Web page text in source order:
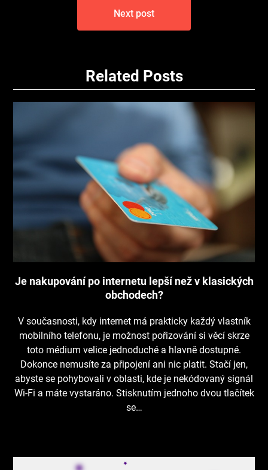
Next post
Related Posts
Je nakupování po internetu lepší než v klasických
obchodech?
V současnosti, kdy internet má prakticky každý vlastník
mobilního telefonu, je možnost pořizování si věcí skrze
toto médium velice jednoduché a hlavně dostupné.
Dokonce nemusíte za připojení ani nic platit. Stačí jen,
abyste se pohybovali v oblasti, kde je nekódovaný signál
Wi-Fi a máte vystaráno. Stisknutím jednoho dvou tlačítek
se…